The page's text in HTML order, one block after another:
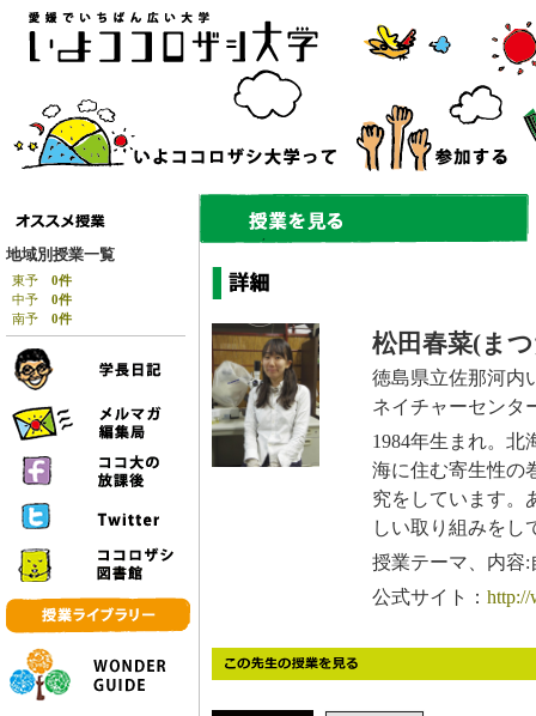
地域別授業一覧
東予 0件
中予 0件
南予 0件
松田春菜(ま
徳島県立佐那河内
ネイチャーセンタ
1984年生まれ。
海に住む寄生性の
究をしています。
しい取り組みをし
授業テーマ、内容:
公式サイト： http://